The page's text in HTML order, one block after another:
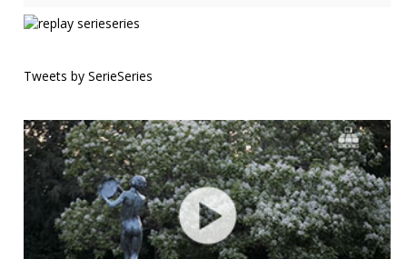
Tweets by SerieSeries